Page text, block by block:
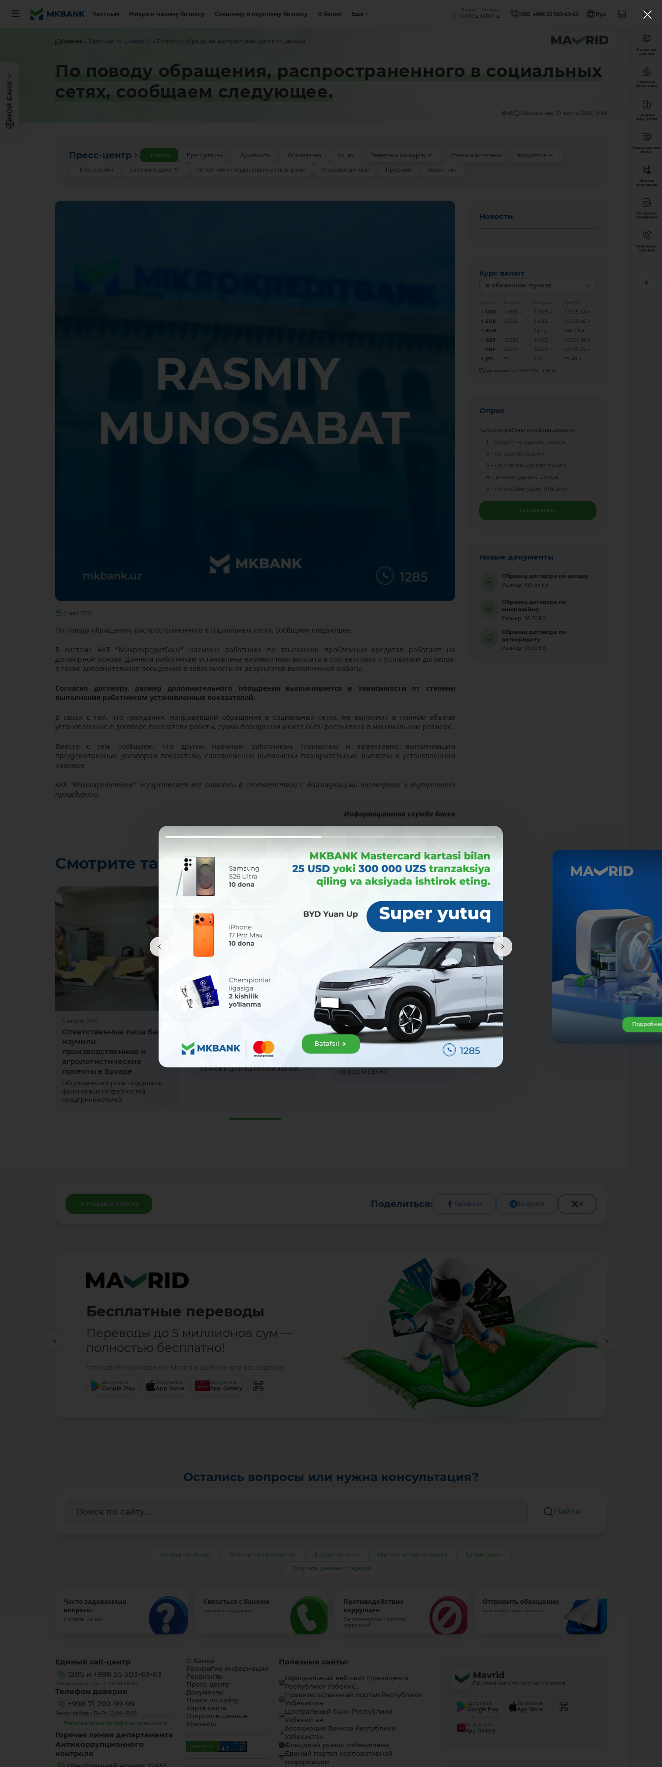
Частным Микро и малому бизнесу Среднему и крупному бизнесу О банке Ещё
Покупка
11880
Продажа
11965 1285, +998 55 503-63-63 Рус
МОЙ БАНК
Главная Пресс-центр Новости По поводу обращения, распространенного в социальны...
По поводу обращения, распространенного в социальных
сетях, сообщаем следующее.
45 Обновление: 10 марта 2026, 15:48
Пресс-центр Новости Пресс-релизы Духовность Объявления Акции Тендеры и конкурсы Статьи и интервью
Медиатека
Пресс-служба
Союз молодежи Исполнение государственных программ Открытые данные Пресс-кит Аналитика
2 мар 2026
По поводу обращения, распространенного в социальных сетях, сообщаем следующее.
В системе АКБ "Микрокредитбанк" наемные работники по взысканию проблемных кредитов работают на
договорной основе. Данным работникам установлена ежемесячная выплата в соответствии с условиями договора,
а также дополнительное поощрение в зависимости от результатов выполненной работы.
Согласно договору, размер дополнительного поощрения выплачивается в зависимости от степени
выполнения работником установленных показателей.
В связи с тем, что гражданин, направивший обращение в социальных сетях, не выполнил в полном объеме
установленные в договоре показатели работы, сумма поощрения может быть рассчитана в минимальном размере.
Вместе с тем, сообщаем, что другим наемным работникам, полностью и эффективно выполнившим
предусмотренные договором показатели, своевременно выплачены поощрительные выплаты в установленном
размере.
АКБ "Микрокредитбанк" осуществляет все платежи в соответствии с действующими договорами и внутренними
процедурами.
Информационная служба банка
Смотрите также
5 августа 2026
Ответственные лица банка
изучили
производственные и
агрологистические
проекты в Бухаре
Обсуждены вопросы поддержки
финансовых потребностей
предпринимателей
1 и 2 августа (суббота и
воскресенье) будут работать
отдельные дежурные офисы
банков и центры обслуживания.
31 июля 2026
Преимущества в вашем
любимом ресторане ждут
вас!
офисах МКБАНК
Новости
Курс валют
в обменном пункте
Валюта Покупка Продажа
ЦБ РУз
USD
11880 11965
11915.64
EUR
13000 14000
13749.46
RUB
147
146.19
GBP
15600 16600
16034.88
CHF
14200 15200
14719.75
JPY
50 100 75.48
Курс актуален на 06.08.2026 11:00:00
Опрос
Качество работы телефона доверия
1 – совсем не удовлетворен
2 – не удовлетворен
3 – не совсем удовлетворен
4 – вполне удовлетворен
5 – полностью удовлетворен
Голосовать
Новые документы
Образец договора по вкладу
Размер: 339.55 KB
Образец договора по
микрозайму
Размер: 98.50 KB
Образец договора по
автокредиту
Размер: 93.00 KB
Назад к списку Поделиться: Facebook Telegram X
Бесплатные переводы
Переводы до 5 миллионов сум —
полностью бесплатно!
Установите приложение Mavrid в удобном для вас сервисе:
Доступно в
Google Play
Загрузите в
App Store
Загрузите в
App Gallery
Остались вопросы или нужна консультация?
Найти
Как открыть вклад? Мобильное приложение Кредитная карта Ипотека молодым семьям
Купить акции
Получить денежный перевод
Часто задаваемые
вопросы
и ответы на них
Связаться с банком
звонок в поддержку
Противодействие
коррупции
Вы столкнулись с фактом
коррупции?
Отправить обращение
нам важно ваше мнение
Открытые
данные
Офисы и
банкоматы
Продажа
имущества
Рынок ценных
бумаг
Против
коррупции
Отправить
обращение
Телефоны
доверия
Единый call-центр
1285 и +998 55 503-63-63
Режим работы: Пн-Пт 08:00-20:00
Телефон доверия
+998 71 202-99-99
Режим работы: Пн-Пт 09:00-18:00
Региональные телефоны доверия
Горячая линия департамента
Антикоррупционного
контроля
О банке
Раскрытие информации
Реквизиты
Пресс-центр
Документы
Поиск по сайту
Карта сайта
Открытые данные
Контакты
Полезные сайты:
Официальный веб-сайт Президента
Республики Узбекис...
Правительственный портал Республики
Узбекистан
Центральный банк Республики
Узбекистан
Ассоциация Банков Республики
Узбекистан
Фондовый рынок Узбекистана
Единый портал корпоративной
информации
Mavrid
Приложение для частных клиентов
Доступно в
Google Play
Загрузите в
App Store
Загрузите в
App Gallery
Batafsil